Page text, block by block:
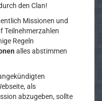
den Clan!
Missionen und
Teilnehmerzahlen
Regeln
alles abstimmen
als
abzugeben, sollte